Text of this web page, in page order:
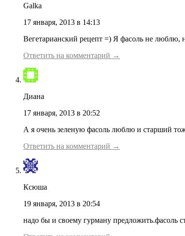
Galka
17 января, 2013 в 14:13
Вегетарианский рецепт =) Я фасоль не люблю,
Ответить на комментарий →
Диана
17 января, 2013 в 20:52
А я очень зеленую фасоль люблю и старший
Ответить на комментарий →
Ксюша
19 января, 2013 в 20:54
надо бы и своему гурману предложить.фасоль